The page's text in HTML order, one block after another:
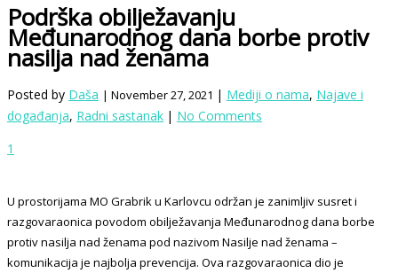
Podrška obilježavanju
Međunarodnog dana borbe protiv
nasilja nad ženama
Posted by Daša | November 27, 2021 | Mediji o nama, Najave i
događanja, Radni sastanak | No Comments
1
U prostorijama MO Grabrik u Karlovcu održan je zanimljiv susret i
razgovaraonica povodom obilježavanja Međunarodnog dana borbe
protiv nasilja nad ženama pod nazivom Nasilje nad ženama –
komunikacija je najbolja prevencija. Ova razgovaraonica dio je